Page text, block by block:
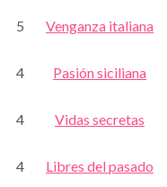
5 Venganza italiana
4 Pasión siciliana
4 Vidas secretas
4 Libres del pasado